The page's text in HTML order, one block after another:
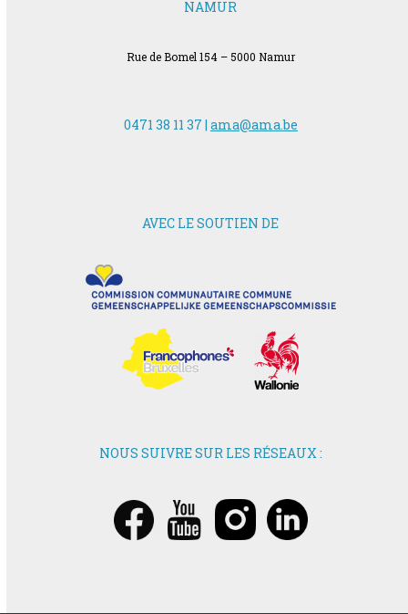
NAMUR
Rue de Bomel 154 – 5000 Namur
0471 38 11 37 | ama@ama.be
AVEC LE SOUTIEN DE
NOUS SUIVRE SUR LES RÉSEAUX :